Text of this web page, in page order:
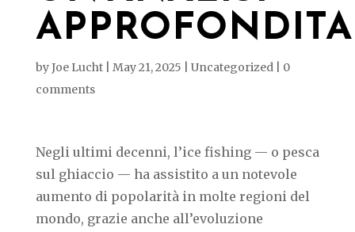
APPROFONDITA
byJoe Lucht| May 21, 2025 Uncategorized| 0
comments
Negli ultimi decenni, l’ice fishing — o pesca
sul ghiaccio — ha assistito a un notevole
aumento di popolarità in molte regioni del
mondo, grazie anche all’evoluzione